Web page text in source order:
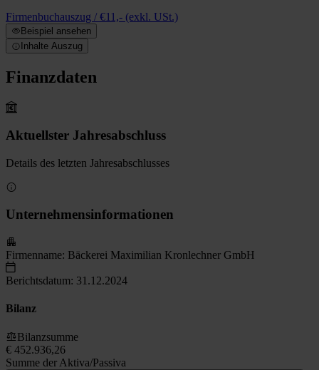
Firmenbuchauszug / €11,- (exkl. USt.)
Beispiel ansehen
Inhalte Auszug
Finanzdaten
Aktuellster Jahresabschluss
Details des letzten Jahresabschlusses
Unternehmensinformationen
Firmenname: Bäckerei Maximilian Kronlechner GmbH
Berichtsdatum: 31.12.2024
Bilanz
Bilanzsumme
€ 452.936,26
Summe der Aktiva/Passiva